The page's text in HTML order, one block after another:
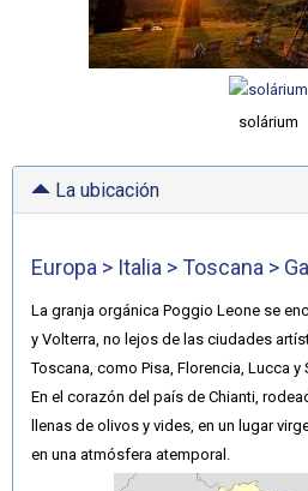
solárium
La ubicación
Europa > Italia > Toscana >
La granja orgánica Poggio Leone se
y Volterra, no lejos de las ciudades
Toscana, como Pisa, Florencia, Lucca y
En el corazón del país de Chianti,
llenas de olivos y vides, en un lugar
en una atmósfera atemporal.